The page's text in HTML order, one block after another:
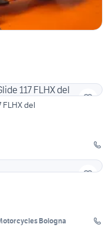
FLHX del
Bologna